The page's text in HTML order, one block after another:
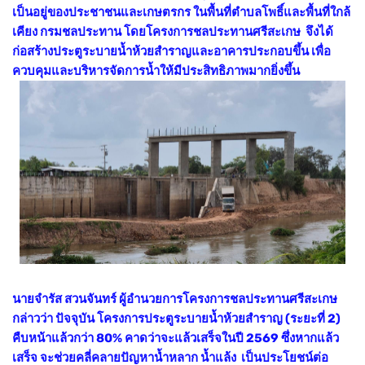
เป็นอยู่ของประชาชนและเกษตรกร ในพื้นที่ตำบลโพธิ์และพื้นที่ใกล้
เคียง กรมชลประทาน โดยโครงการชลประทานศรีสะเกษ จึงได้
ก่อสร้างประตูระบายน้ำห้วยสำราญและอาคารประกอบขึ้น เพื่อ
ควบคุมและบริหารจัดการน้ำให้มีประสิทธิภาพมากยิ่งขึ้น
นายจำรัส สวนจันทร์ ผู้อำนวยการโครงการชลประทานศรีสะเกษ
กล่าวว่า ปัจจุบัน โครงการประตูระบายน้ำห้วยสำราญ (ระยะที่ 2)
คืบหน้าแล้วกว่า 80% คาดว่าจะแล้วเสร็จในปี 2569 ซึ่งหากแล้ว
เสร็จ จะช่วยคลี่คลายปัญหาน้ำหลาก น้ำแล้ง เป็นประโยชน์ต่อ